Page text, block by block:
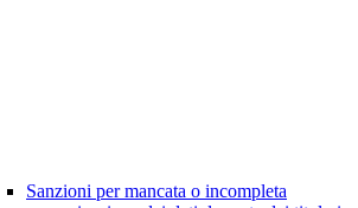
Sanzioni per mancata o incompleta